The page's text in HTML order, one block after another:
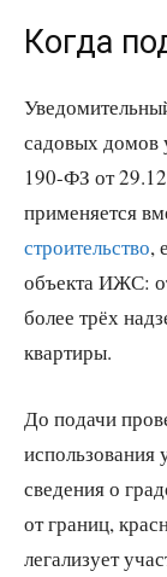
Когда
садовых домов
190-ФЗ от
применяется
строительство,
объекта ИЖС:
более трёх
квартиры.
До подачи
использования
сведения о
от границ,
легализует